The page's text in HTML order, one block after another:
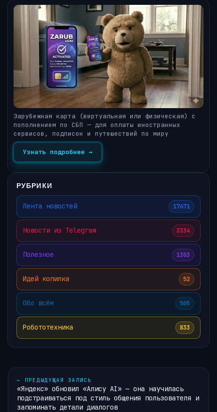
Зарубежная карта (виртуальная или физическая) с
пополнением по СБП — для оплаты иностранных
сервисов, подписок и путешествий по миру
Узнать подробнее →
РУБРИКИ
Лента новостей 17671
Новости из Telegram 3334
Полезное 1303
Идей копилка 52
Обо всём 505
Робототехника 833
← ПРЕДЫДУЩАЯ ЗАПИСЬ
«Яндекс» обновил «Алису AI» — она научилась
подстраиваться под стиль общения пользователя и
запоминать детали диалогов